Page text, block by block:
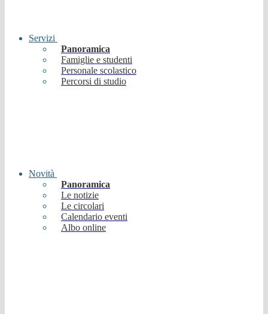
Servizi
Panoramica
Famiglie e studenti
Personale scolastico
Percorsi di studio
Novità
Panoramica
Le notizie
Le circolari
Calendario eventi
Albo online